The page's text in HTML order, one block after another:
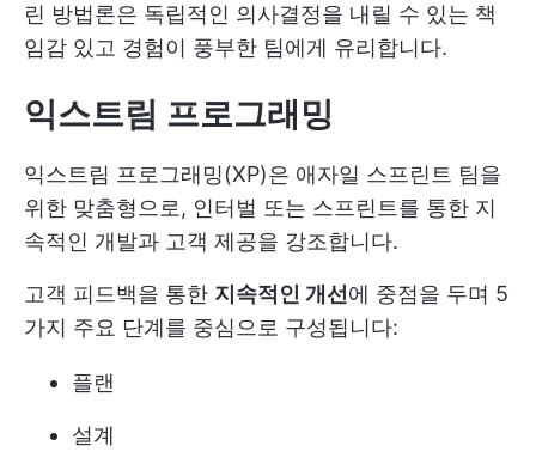
린 방법론은 독립적인 의사결정을 내릴 수 있는 책
임감 있고 경험이 풍부한 팀에게 유리합니다.
익스트림 프로그래밍
익스트림 프로그래밍(XP)은 애자일 스프린트 팀을
위한 맞춤형으로, 인터벌 또는 스프린트를 통한 지
속적인 개발과 고객 제공을 강조합니다.
고객 피드백을 통한 지속적인 개선 에 중점을 두며 5
가지 주요 단계를 중심으로 구성됩니다:
플랜
설계